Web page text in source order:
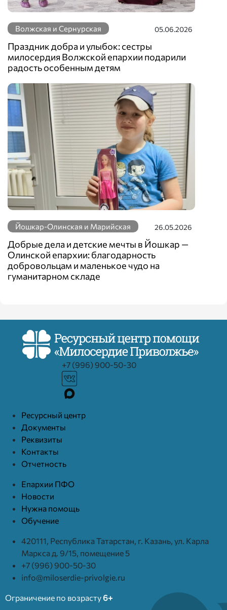
Волжская и Сернурская 05.06.2026
Праздник добра и улыбок: сестры
милосердия Волжской епархии подарили
радость особенным детям
Йошкар-Олинская и Марийская 26.05.2026
Добрые дела и детские мечты в Йошкар —
Олинской епархии: благодарность
добровольцам и маленькое чудо на
гуманитарном складе
+7 (996) 900-50-30
Ресурcный центр
Документы
Реквизиты
Контакты
Отчетность
Епархии ПФО
Новости
Нужна помощь
Обучение
420111, Республика Татарстан, г. Казань, ул. Карла
Маркса д. 9/15, помещение 5
+7 (996) 900-50-30
info@miloserdie-privolgie.ru
Ограничение по возрасту 6+